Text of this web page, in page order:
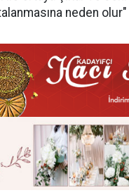
neden